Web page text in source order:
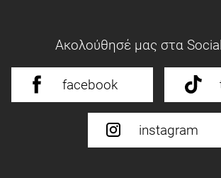
Ακολούθησέ μας στα
facebook
instagram